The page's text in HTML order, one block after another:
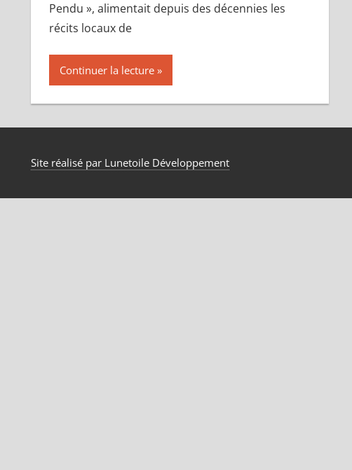
Pendu », alimentait depuis des décennies les
récits locaux de
Continuer la lecture
Site réalisé par Lunetoile Développement